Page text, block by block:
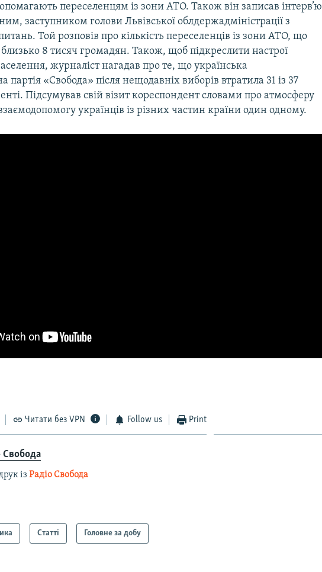
переселенцям із зони АТО. Також він записав інтерв’ю
заступником голови Львівської облдержадміністрації з
Той розповів про кількість переселенців із зони АТО, що
близько 8 тисяч громадян. Також, щоб підкреслити настрої
журналіст нагадав про те, що українська
партія «Свобода» після нещодавніх виборів втратила 31 із 37
Підсумував свій візит кореспондент словами про атмосферу
українців із різних частин країни один одному.
Читати без VPN Follow us Print
Свобода
ізРадіо Свобода
Статті Головне за добу